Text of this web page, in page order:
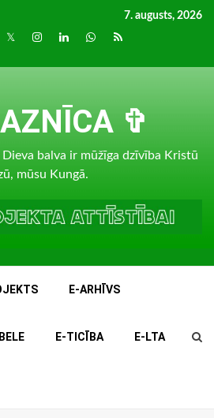
7. augusts, 2026
TwitterInstagram
LinkedInwhatsapp
RSS
✞
balva ir mūžīga dzīvība Kristū
mūsu Kungā.
E-ARHĪVS
E-TICĪBA E-LTA